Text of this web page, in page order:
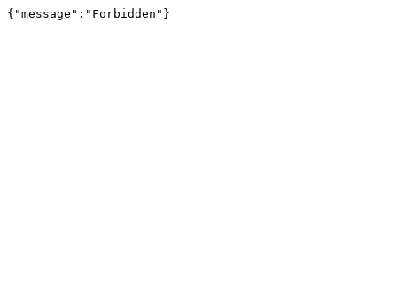
{"message":"Forbidden"}